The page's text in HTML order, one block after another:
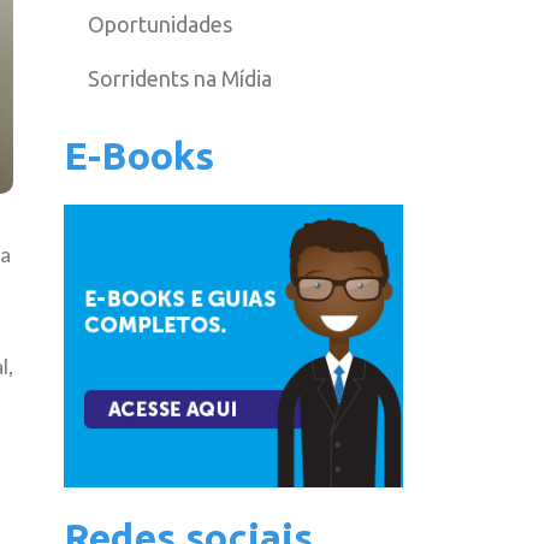
Oportunidades
Sorridents na Mídia
E-Books